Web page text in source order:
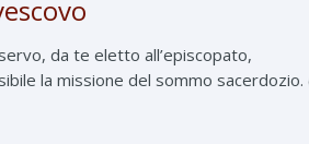
da te eletto all’episcopato,
la missione del sommo sacerdozio.